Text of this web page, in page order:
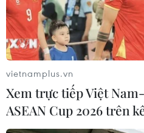
vietnamplus.vn
Xem trực tiếp Việt
ASEAN Cup 2026 trên